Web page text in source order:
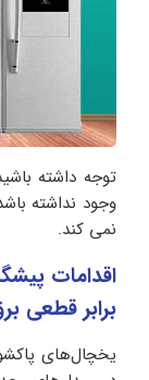
توجه داشته
وجود نداشته
نمی کند.
اقدامات
برابر قطعی
یخچال‌های